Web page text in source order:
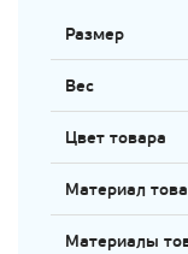
Размер
Вес
Цвет товара
Материал
Материалы